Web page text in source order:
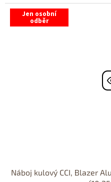
Jen osobní
odběr
Náboj kulový CCI, Blazer